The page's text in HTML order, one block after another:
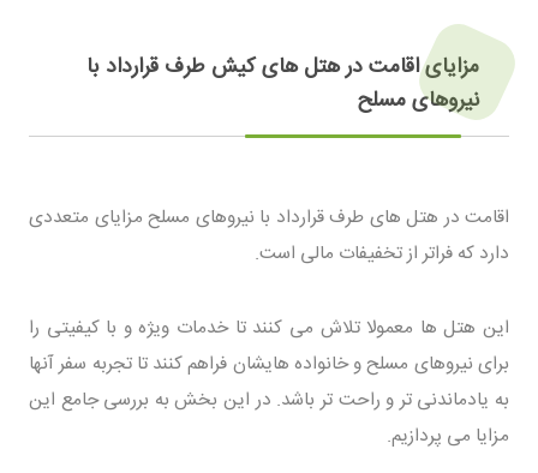
مزایای اقامت در هتل های کیش طرف قرارداد با
نیروهای مسلح
اقامت در هتل های طرف قرارداد با نیروهای مسلح مزایای متعددی
دارد که فراتر از تخفیفات مالی است.
این هتل ها معمولا تلاش می کنند تا خدمات ویژه و با کیفیتی را
برای نیروهای مسلح و خانواده هایشان فراهم کنند تا تجربه سفر آنها
به یادماندنی تر و راحت تر باشد. در این بخش به بررسی جامع این
مزایا می پردازیم.